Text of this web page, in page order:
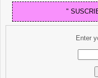
"
Enter